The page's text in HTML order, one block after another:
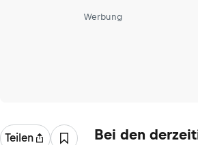
Werbung
Teilen
Bei den